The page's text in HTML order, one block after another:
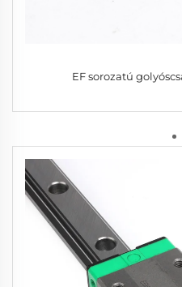
EF sorozatú